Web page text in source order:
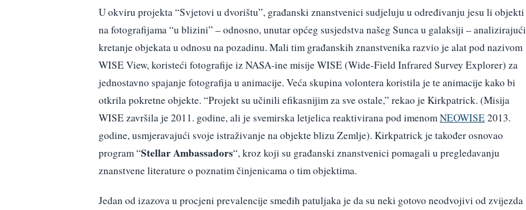
U okviru projekta “Svjetovi u dvorištu”, građanski znanstvenici sudjeluju u određivanju jesu li objekti
na fotografijama “u blizini” – odnosno, unutar općeg susjedstva našeg Sunca u galaksiji – analizirajući
kretanje objekata u odnosu na pozadinu. Mali tim građanskih znanstvenika razvio je alat pod nazivom
WISE View, koristeći fotografije iz NASA-ine misije WISE (Wide-Field Infrared Survey Explorer) za
jednostavno spajanje fotografija u animacije. Veća skupina volontera koristila je te animacije kako bi
otkrila pokretne objekte. “Projekt su učinili efikasnijim za sve ostale,” rekao je Kirkpatrick. (Misija
WISE završila je 2011. godine, ali je svemirska letjelica reaktivirana pod imenomNEOWISE2013.
godine, usmjeravajući svoje istraživanje na objekte blizu Zemlje). Kirkpatrick je također osnovao
program “Stellar Ambassadors“, kroz koji su građanski znanstvenici pomagali u pregledavanju
znanstvene literature o poznatim činjenicama o tim objektima.
Jedan od izazova u procjeni prevalencije smeđih patuljaka je da su neki gotovo neodvojivi od zvijezda